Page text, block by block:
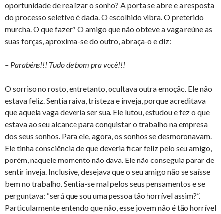
oportunidade de realizar o sonho? A porta se abre e a resposta
do processo seletivo é dada. O escolhido vibra. O preterido
murcha. O que fazer? O amigo que não obteve a vaga reúne as
suas forças, aproxima-se do outro, abraça-o e diz:
– Parabéns!!! Tudo de bom pra você!!!
O sorriso no rosto, entretanto, ocultava outra emoção. Ele não
estava feliz. Sentia raiva, tristeza e inveja, porque acreditava
que aquela vaga deveria ser sua. Ele lutou, estudou e fez o que
estava ao seu alcance para conquistar o trabalho na empresa
dos seus sonhos. Para ele, agora, os sonhos se desmoronavam.
Ele tinha consciência de que deveria ficar feliz pelo seu amigo,
porém, naquele momento não dava. Ele não conseguia parar de
sentir inveja. Inclusive, desejava que o seu amigo não se saísse
bem no trabalho. Sentia-se mal pelos seus pensamentos e se
perguntava: “será que sou uma pessoa tão horrível assim?”.
Particularmente entendo que não, esse jovem não é tão horrível